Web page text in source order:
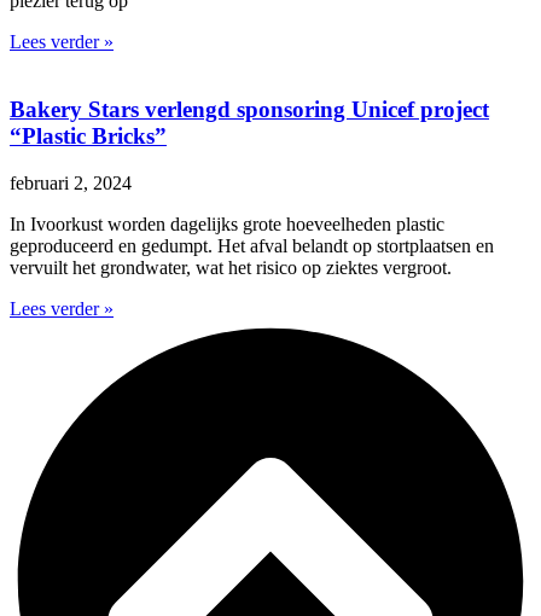
Lees verder »
Bakery Stars verlengd sponsoring Unicef project
“Plastic Bricks”
februari 2, 2024
In Ivoorkust worden dagelijks grote hoeveelheden plastic
geproduceerd en gedumpt. Het afval belandt op stortplaatsen en
vervuilt het grondwater, wat het risico op ziektes vergroot.
Lees verder »